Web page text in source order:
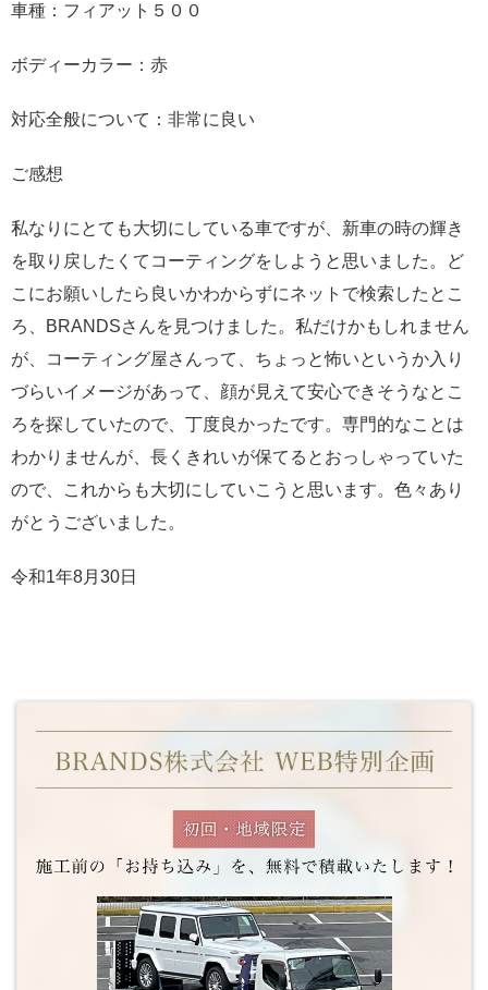
車種：フィアット５００
ボディーカラー：赤
対応全般について：非常に良い
ご感想
私なりにとても大切にしている車ですが、新車の時の輝き
を取り戻したくてコーティングをしようと思いました。ど
こにお願いしたら良いかわからずにネットで検索したとこ
ろ、BRANDSさんを見つけました。私だけかもしれません
が、コーティング屋さんって、ちょっと怖いというか入り
づらいイメージがあって、顔が見えて安心できそうなとこ
ろを探していたので、丁度良かったです。専門的なことは
わかりませんが、長くきれいが保てるとおっしゃっていた
ので、これからも大切にしていこうと思います。色々あり
がとうございました。
令和1年8月30日